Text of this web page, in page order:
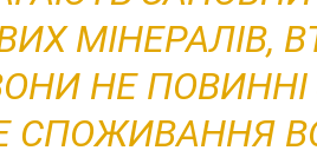
МІНЕРАЛІВ,
НЕ
СПОЖИВАННЯ